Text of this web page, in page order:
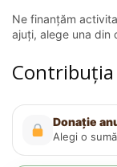
Ne finanțăm
ajuți, alege una din
Donație
Alegi o